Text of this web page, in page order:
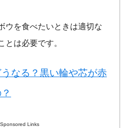
ウを食べたいときは適切な
とは必要です。
なる？黒い輪や芯が赤
Links